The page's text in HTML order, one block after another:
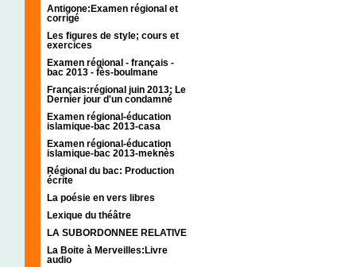
Antigone:Examen régional et
corrigé
Les figures de style; cours et
exercices
Examen régional - français -
bac 2013 - fès-boulmane
Français:régional juin 2013; Le
Dernier jour d'un condamné
Examen régional-éducation
islamique-bac 2013-casa
Examen régional-éducation
islamique-bac 2013-meknès
Régional du bac: Production
écrite
La poésie en vers libres
Lexique du théâtre
LA SUBORDONNEE RELATIVE
La Boite à Merveilles:Livre
audio